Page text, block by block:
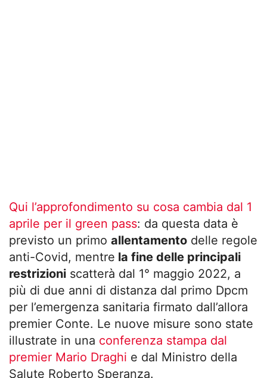
Qui l’approfondimento su cosa cambia dal 1
aprile per il green pass: da questa data è
previsto un primo allentamento delle regole
anti-Covid, mentre la fine delle principali
restrizioni scatterà dal 1° maggio 2022, a
più di due anni di distanza dal primo Dpcm
per l’emergenza sanitaria firmato dall’allora
premier Conte. Le nuove misure sono state
illustrate in una conferenza stampa dal
premier Mario Draghi e dal Ministro della
Salute Roberto Speranza.